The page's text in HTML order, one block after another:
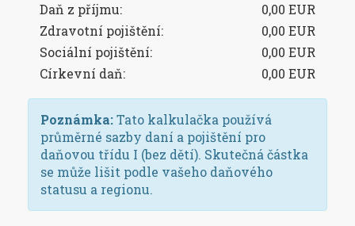
Daň z příjmu:
0,00 EUR
Zdravotní pojištění:
0,00 EUR
Sociální pojištění:
0,00 EUR
Církevní daň:
0,00 EUR
Poznámka:Tato kalkulačka používá
průměrné sazby daní a pojištění pro
daňovou třídu I (bez dětí). Skutečná částka
se může lišit podle vašeho daňového
statusu a regionu.